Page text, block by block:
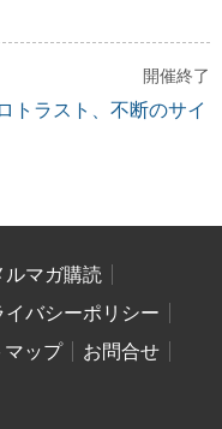
開催終了
トラスト、不断のサイ
ルマガ購読
イバシーポリシー
マップ
お問合せ